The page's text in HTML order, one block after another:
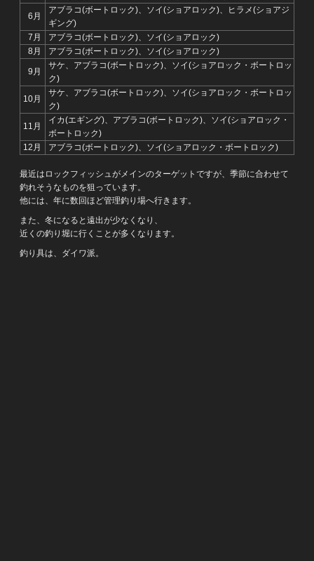
6月
アブラコ(ボートロック)、ソイ(ショアロック)、ヒラメ(ショアジ
ギング)
7月
アブラコ(ボートロック)、ソイ(ショアロック)
8月
アブラコ(ボートロック)、ソイ(ショアロック)
9月
サケ、アブラコ(ボートロック)、ソイ(ショアロック・ボートロッ
ク)
10月
サケ、アブラコ(ボートロック)、ソイ(ショアロック・ボートロッ
ク)
11月
イカ(エギング)、アブラコ(ボートロック)、ソイ(ショアロック・
ボートロック)
12月
アブラコ(ボートロック)、ソイ(ショアロック・ボートロック)
最近はロックフィッシュがメインのターゲットですが、季節に合わせて
釣れそうなものを狙っています。
他には、年に数回ほど管理釣り場へ行きます。
また、冬になると遠出が少なくなり、
近くの釣り堀に行くことが多くなります。
釣り具は、ダイワ派。